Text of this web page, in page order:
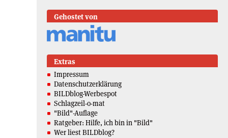
Gehostet von
Extras
Impressum
Datenschutzerklärung
BILDblog-Werbespot
Schlagzeil-o-mat
"Bild"-Auflage
Ratgeber: Hilfe, ich bin in "Bild"
Wer liest BILDblog?